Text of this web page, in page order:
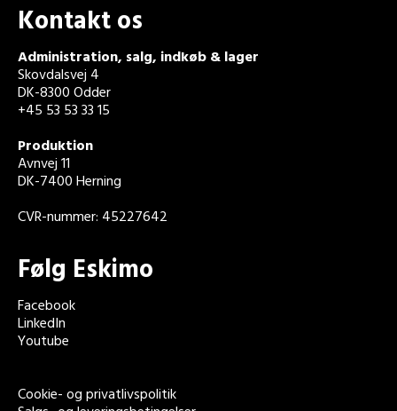
Kontakt os
Administration, salg, indkøb & lager
Skovdalsvej 4
DK-8300 Odder
+45 53 53 33 15
Produktion
Avnvej 11
DK-7400 Herning
CVR-nummer: 45227642
Følg Eskimo
Facebook
LinkedIn
Youtube
Cookie- og privatlivspolitik